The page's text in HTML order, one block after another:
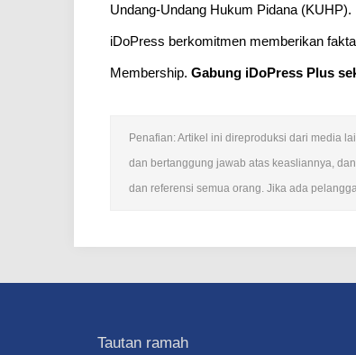
Undang-Undang Hukum Pidana (KUHP).
iDoPress berkomitmen memberikan
Membership. Gabung iDoPress Plus
Penafian: Artikel ini direproduksi dari media
dan bertanggung jawab atas keasliannya,
dan referensi semua orang. Jika ada
Tautan ramah